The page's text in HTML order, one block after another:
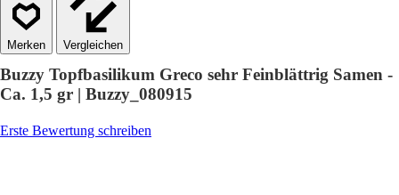
Vergleichen
Buzzy Topfbasilikum Greco sehr Feinblättrig Samen -
Ca. 1,5 gr | Buzzy_080915
Erste Bewertung schreiben